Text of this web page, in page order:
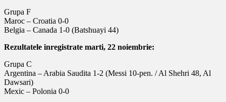
Grupa F
Maroc – Croatia 0-0
Belgia – Canada 1-0 (Batshuayi 44)
Rezultatele inregistrate marti, 22 noiembrie:
Grupa C
Argentina – Arabia Saudita 1-2 (Messi 10-pen. / Al Shehri 48, Al
Dawsari)
Mexic – Polonia 0-0